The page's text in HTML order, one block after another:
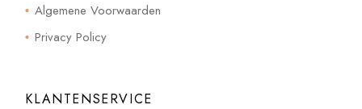
Algemene Voorwaarden
Privacy Policy
KLANTENSERVICE